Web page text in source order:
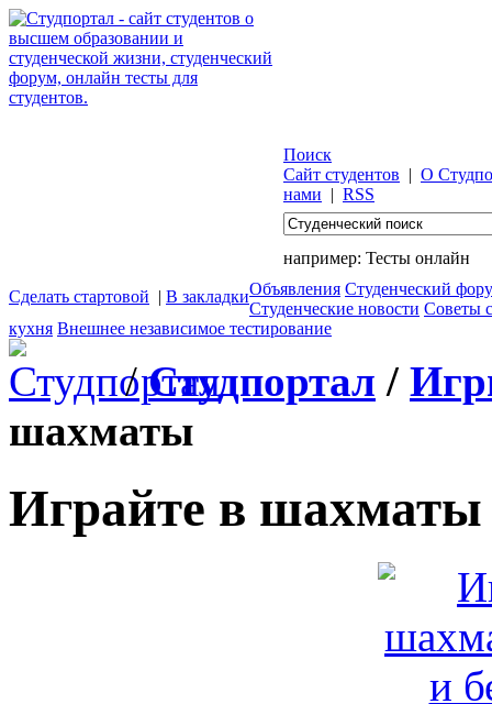
Поиск
Сайт студентов | О
нами | RSS
например: Тесты онлайн
Сделать стартовой | В закладкиОбъявления Студенческий
Студенческие новости Советы
кухня Внешнее независимое тестирование
/Студпортал /
шахматы
Играйте в шахматы